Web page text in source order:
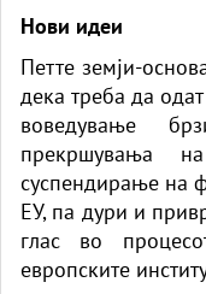
Нови идеи
Петте земји-
дека треба да
воведување
прекршувања
суспендирање на
ЕУ, па дури и
глас во
европските